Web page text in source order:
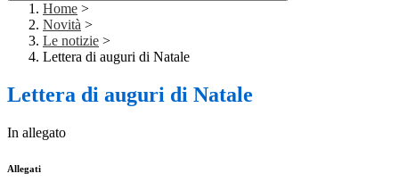
Home >
Novità >
Le notizie >
Lettera di auguri di Natale
Lettera di auguri di Natale
In allegato
Allegati